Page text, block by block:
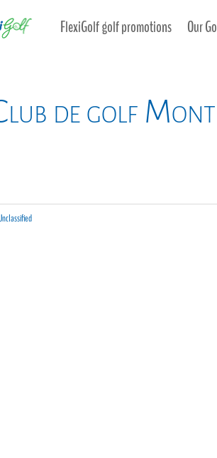
FlexiGolf golf promotions Our
de golf